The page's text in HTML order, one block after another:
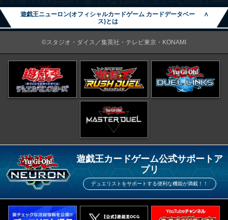
遊戯王ニューロン(オフィシャルカードゲーム カードデータベー
ス)とは
∧
©スタジオ・ダイス／集英社・テレビ東京・KONAMI
遊戯王カードゲーム公式サポートア
プリ
デュエリストをサポートする便利な機能が満載！！